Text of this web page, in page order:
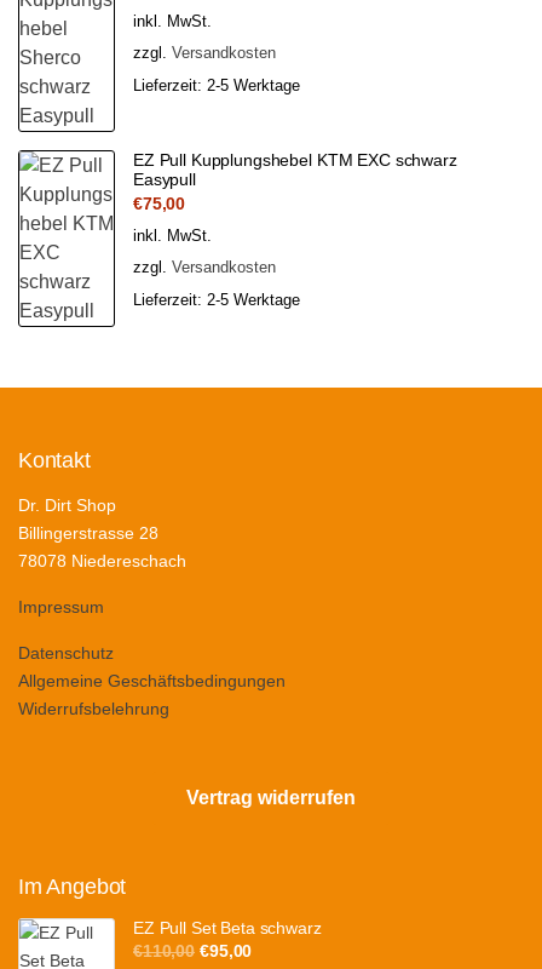
inkl. MwSt.
zzgl. Versandkosten
Lieferzeit: 2-5 Werktage
EZ Pull Kupplungshebel KTM EXC schwarz
Easypull
€75,00
inkl. MwSt.
zzgl. Versandkosten
Lieferzeit: 2-5 Werktage
Kontakt
Dr. Dirt Shop
Billingerstrasse 28
78078 Niedereschach
Impressum
Datenschutz
Allgemeine Geschäftsbedingungen
Widerrufsbelehrung
Vertrag widerrufen
Im Angebot
EZ Pull Set Beta schwarz
€110,00 Ursprünglicher
€95,00Aktueller